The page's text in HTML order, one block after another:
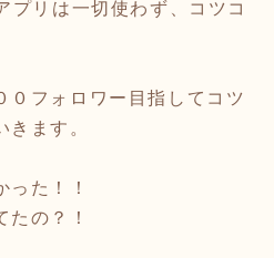
プリは一切使わず、コツコ
０フォロワー目指してコツ
きます。
った！！
たの？！